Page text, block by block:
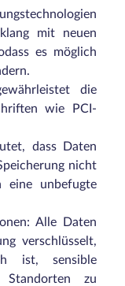
mit neuen
es möglich
die
wie PCI-
dass Daten
nicht
eine unbefugte
Alle Daten
verschlüsselt,
ist, sensible
Standorten zu